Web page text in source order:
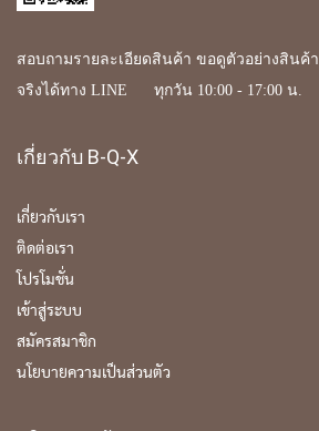
สอบถามรายละเอียดสินค้า ขอดูตัวอย่างสินค้า
จริงได้ทาง LINE ทุกวัน 10:00 - 17:00 น.
เกี่ยวกับ B-Q-X
เกี่ยวกับเรา
ติดต่อเรา
โปรโมชั่น
เข้าสู่ระบบ
สมัครสมาชิก
นโยบายความเป็นส่วนตัว